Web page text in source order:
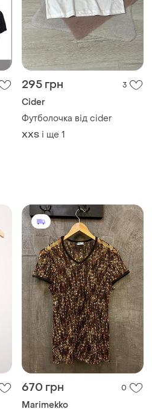
295 грн 3
Cider
Футболочка від cider
XХS і ще 1
670 грн 0
Marimekko